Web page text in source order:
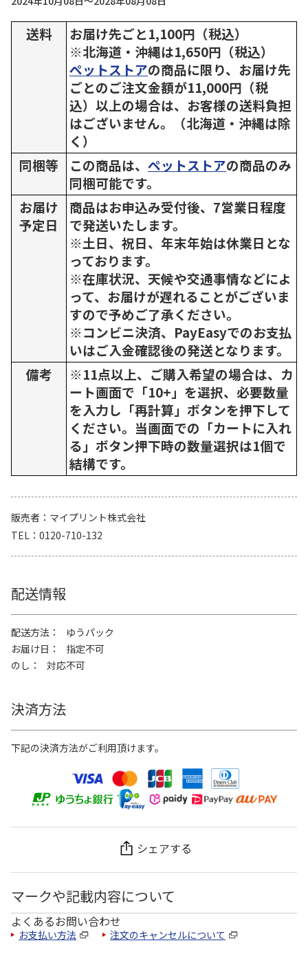
送料
お届け先ごと1,100円（税込）
※北海道・沖縄は1,650円（税込）
ペットストアの商品に限り、お届け先
ごとのご注文金額が11,000円（税
込）以上の場合は、お客様の送料負担
はございません。（北海道・沖縄は除
く）
同梱等
この商品は、 ペットストアの商品のみ
同梱可能です。
お届け
予定日
商品はお申込み受付後、7営業日程度
で発送いたします。
※土日、祝日、年末年始は休業日とな
っております。
※在庫状況、天候や交通事情などによ
って、お届けが遅れることがございま
すので予めご了承ください。
※コンビニ決済、PayEasyでのお支払
いはご入金確認後の発送となります。
備考
※11点以上、ご購入希望の場合は、カ
ート画面で「10+」を選択、必要数量
を入力し「再計算」ボタンを押下して
ください。当画面での「カートに入れ
る」ボタン押下時の数量選択は1個で
結構です。
販売者
マイプリント株式会社
TEL
0120-710-132
配送情報
配送方法
ゆうパック
お届け日
指定不可
のし
対応不可
決済方法
下記の決済方法がご利用頂けます。
シェアする
マークや記載内容について
よくあるお問い合わせ
お支払い方法 注文のキャンセルについて